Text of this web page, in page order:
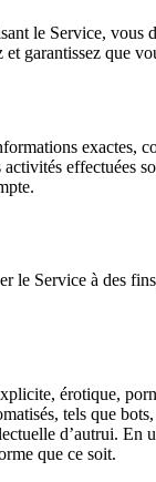
le Service, vous
garantissez que
exactes,
effectuées
Service à des
érotique,
tels que
d’autrui. En
que ce soit.